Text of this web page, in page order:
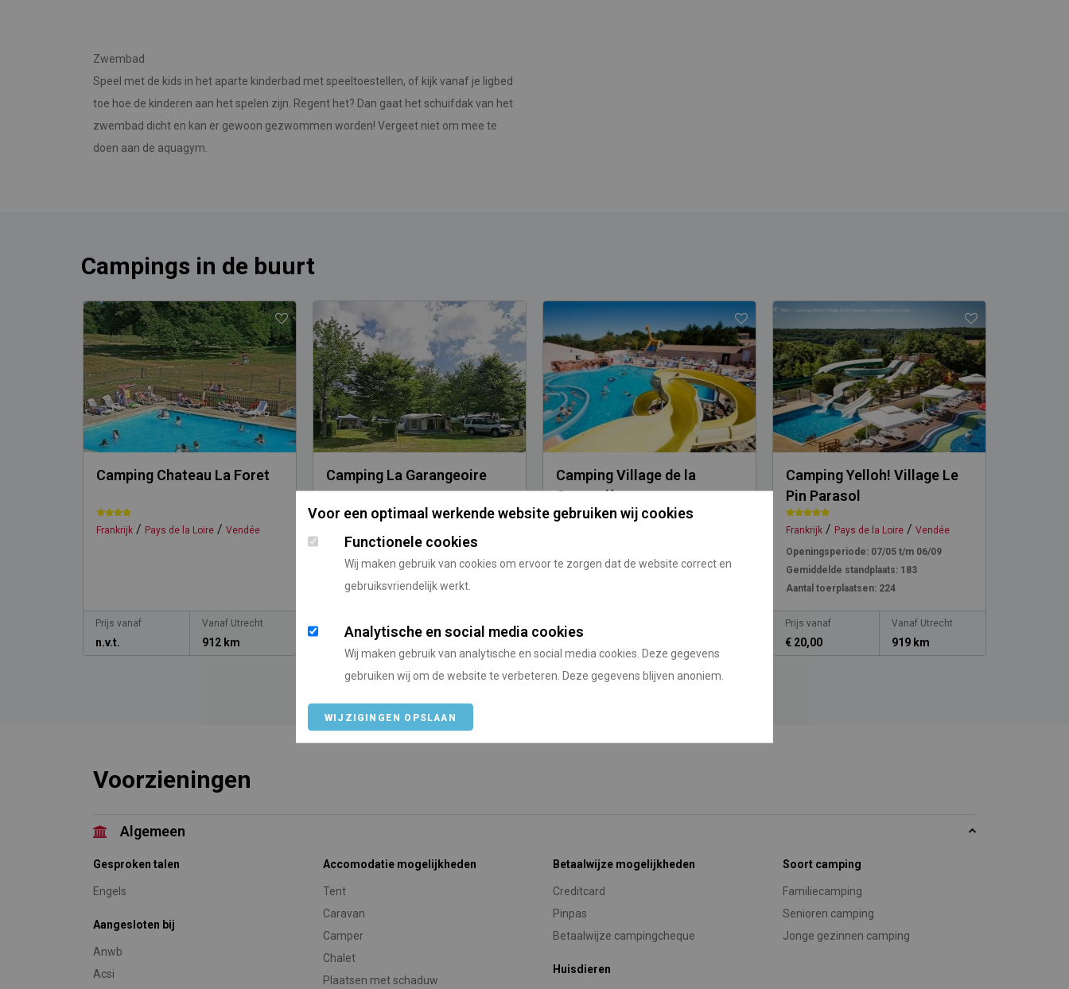
Voor een optimaal werkende website gebruiken wij cookies
Functionele cookies
Wij maken gebruik van cookies om ervoor te zorgen dat de website correct en
gebruiksvriendelijk werkt.
Analytische en social media cookies
Wij maken gebruik van analytische en social media cookies. Deze gegevens
gebruiken wij om de website te verbeteren. Deze gegevens blijven anoniem.
WIJZIGINGEN OPSLAAN
Zwembad
Speel met de kids in het aparte kinderbad met speeltoestellen, of kijk vanaf je ligbed
toe hoe de kinderen aan het spelen zijn. Regent het? Dan gaat het schuifdak van het
zwembad dicht en kan er gewoon gezwommen worden! Vergeet niet om mee te
doen aan de aquagym.
Campings in de buurt
Camping Chateau La Foret
Frankrijk / Pays de la Loire / Vendée
Prijs vanaf
n.v.t.
Vanaf Utrecht
912 km
Camping La Garangeoire
Prijs vanaf Vanaf Utrecht
Camping Village de la
Guyonnière
Aantal toerplaatsen: 136
Prijs vanaf
Camping Yelloh! Village Le
Pin Parasol
Frankrijk / Pays de la Loire / Vendée
Openingsperiode: 07/05 t/m 06/09
Gemiddelde standplaats: 183
Aantal toerplaatsen: 224
Prijs vanaf
€ 20,00
Vanaf Utrecht
919 km
Voorzieningen
Algemeen
Gesproken talen
Engels
Aangesloten bij
Anwb
Acsi
Accomodatie mogelijkheden
Tent
Caravan
Camper
Chalet
Plaatsen met schaduw
Betaalwijze mogelijkheden
Creditcard
Pinpas
Betaalwijze campingcheque
Huisdieren
Soort camping
Familiecamping
Senioren camping
Jonge gezinnen camping